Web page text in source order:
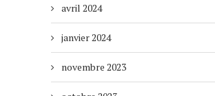
avril 2024
janvier 2024
novembre 2023